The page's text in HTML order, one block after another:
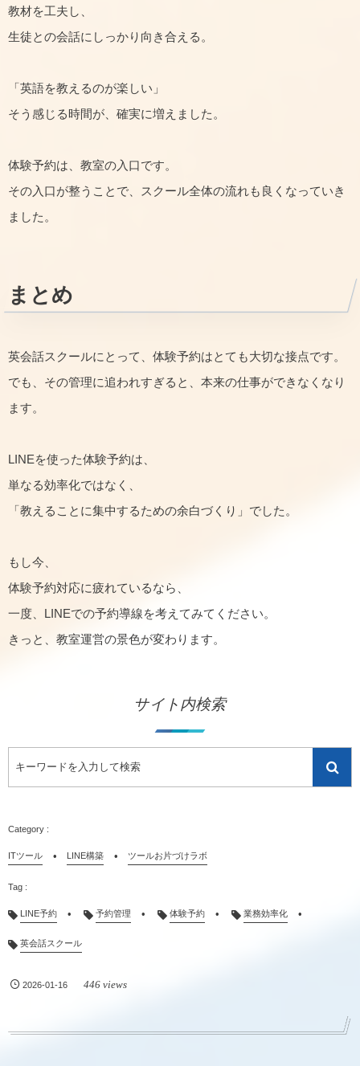
教材を工夫し、
生徒との会話にしっかり向き合える。
「英語を教えるのが楽しい」
そう感じる時間が、確実に増えました。
体験予約は、教室の入口です。
その入口が整うことで、スクール全体の流れも良くなっていき
ました。
まとめ
英会話スクールにとって、体験予約はとても大切な接点です。
でも、その管理に追われすぎると、本来の仕事ができなくなり
ます。
LINEを使った体験予約は、
単なる効率化ではなく、
「教えることに集中するための余白づくり」でした。
もし今、
体験予約対応に疲れているなら、
一度、LINEでの予約導線を考えてみてください。
きっと、教室運営の景色が変わります。
サイト内検索
ITツール LINE構築 ツールお片づけラボ
LINE予約 予約管理 体験予約 業務効率化
英会話スクール
2026-01-16 446 views